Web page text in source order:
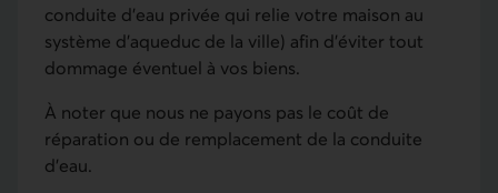
conduite d’eau privée qui relie votre maison au
système d’aqueduc de la ville) afin d'éviter tout
dommage éventuel à vos biens.
À noter que nous ne payons pas le coût de
réparation ou de remplacement de la conduite
d'eau.